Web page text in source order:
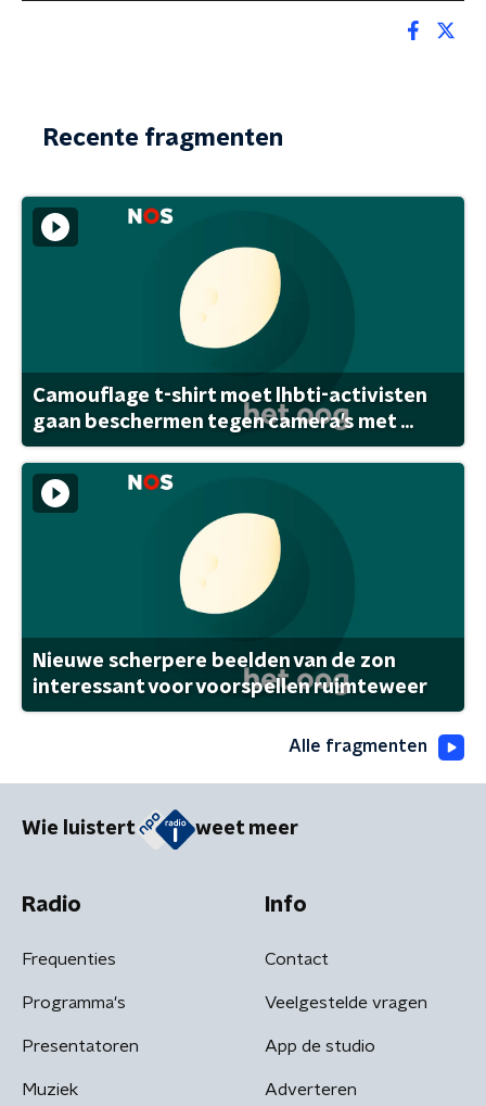
Recente fragmenten
Camouflage t-shirt moet lhbti-activisten
gaan beschermen tegen camera's met ...
Nieuwe scherpere beelden van de zon
interessant voor voorspellen ruimteweer
Alle fragmenten
Wie luistert weet meer
Radio
Frequenties
Programma's
Presentatoren
Muziek
Info
Contact
Veelgestelde vragen
App de studio
Adverteren